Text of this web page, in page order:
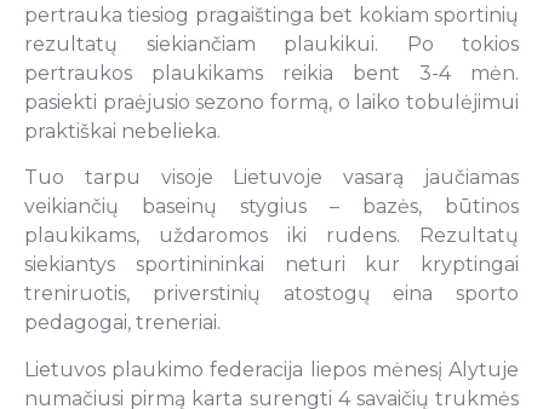
pertrauka tiesiog pragaištinga bet kokiam sportinių
rezultatų siekiančiam plaukikui. Po tokios
pertraukos plaukikams reikia bent 3-4 mėn.
pasiekti praėjusio sezono formą, o laiko tobulėjimui
praktiškai nebelieka.
Tuo tarpu visoje Lietuvoje vasarą jaučiamas
veikiančių baseinų stygius – bazės, būtinos
plaukikams, uždaromos iki rudens. Rezultatų
siekiantys sportinininkai neturi kur kryptingai
treniruotis, priverstinių atostogų eina sporto
pedagogai, treneriai.
Lietuvos plaukimo federacija liepos mėnesį Alytuje
numačiusi pirmą karta surengti 4 savaičių trukmės